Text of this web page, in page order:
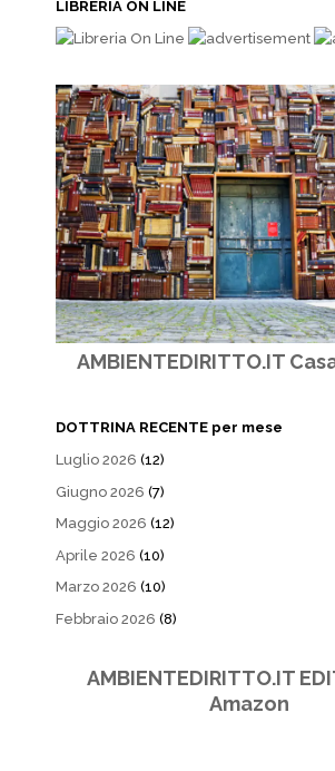
LIBRERIA ON LINE
AMBIENTEDIRITTO.IT
DOTTRINA RECENTE per mese
Luglio 2026 (12)
Giugno 2026 (7)
Maggio 2026 (12)
Aprile 2026 (10)
Marzo 2026 (10)
Febbraio 2026 (8)
AMBIENTEDIRITTO.IT
Amazon